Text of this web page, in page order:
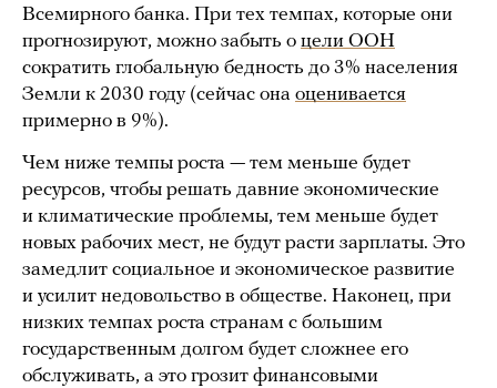
Всемирного банка. При тех темпах, которые они
прогнозируют, можно забыть о цели ООН
сократить глобальную бедность до 3% населения
Земли к 2030 году (сейчас она оценивается
примерно в 9%).
Чем ниже темпы роста — тем меньше будет
ресурсов, чтобы решать давние экономические
и климатические проблемы, тем меньше будет
новых рабочих мест, не будут расти зарплаты. Это
замедлит социальное и экономическое развитие
и усилит недовольство в обществе. Наконец, при
низких темпах роста странам с большим
государственным долгом будет сложнее его
обслуживать, а это грозит финансовыми